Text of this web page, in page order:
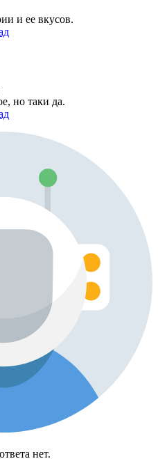
и ее вкусов.
но таки да.
нет.